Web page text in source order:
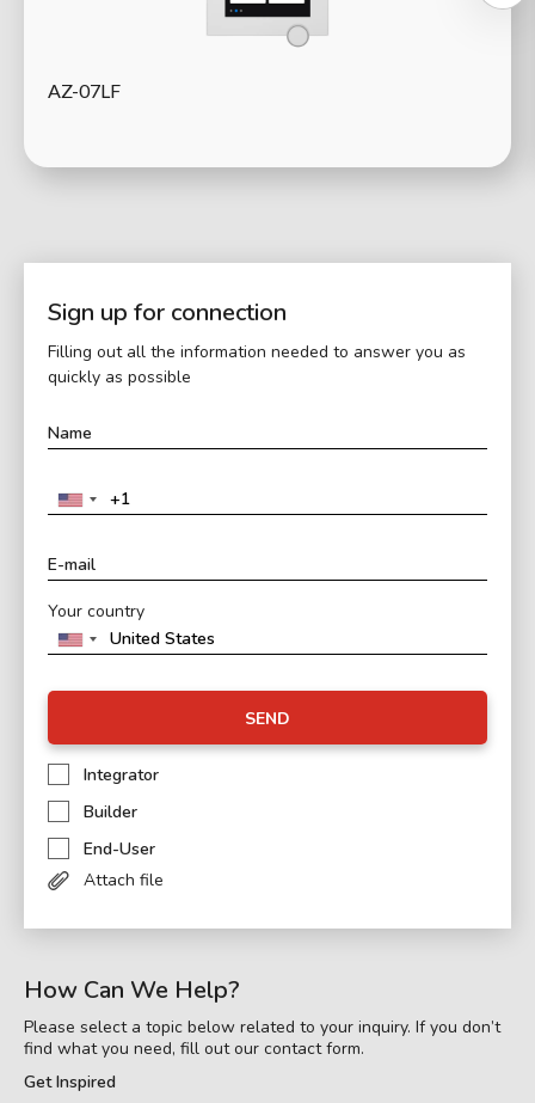
AZ-07LF
Sign up for connection
Filling out all the information needed to answer you as
quickly as possible
Your country
SEND
Integrator
Builder
End-User
Attach file
How Can We Help?
Please select a topic below related to your inquiry. If you don’t
find what you need, fill out our contact form.
Get Inspired